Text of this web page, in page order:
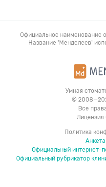
Официальное наименование
Название 'Менделеев'
Умная
©
Все
Политика
Официальный интернет-
Официальный рубрикатор